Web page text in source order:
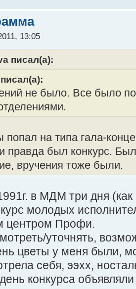
13:05
писал(а):
не было. Все было
попал на типа гала-
правда был конкурс.
вручения тоже были.
в МДМ три дня
молодых
центром Профи.
уточнять,
цветы у меня были,
себя, ээхх,
конкурса